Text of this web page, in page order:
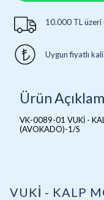
10.000 TL üzeri
Uygun fiyatlı
Ürün
VK-0089-01 VUKİ -
(AVOKADO)-1/S
VUKİ - KALP